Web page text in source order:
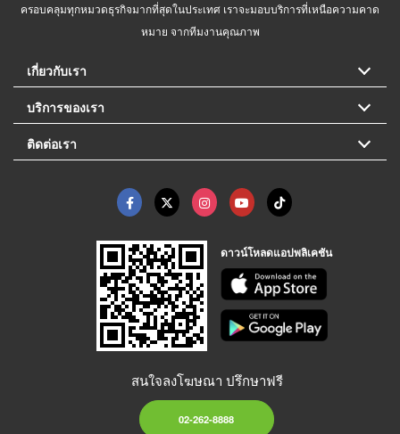
ครอบคลุมทุกหมวดธุรกิจมากที่สุดในประเทศ เราจะมอบบริการที่เหนือความคาด
หมาย จากทีมงานคุณภาพ
เกี่ยวกับเรา
บริการของเรา
ติดต่อเรา
ดาวน์โหลดแอปพลิเคชัน
สนใจลงโฆษณา ปรึกษาฟรี
02-262-8888